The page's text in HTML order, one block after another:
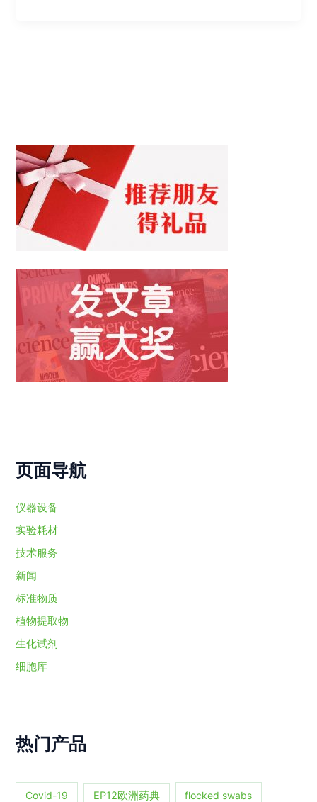
页面导航
仪器设备
实验耗材
技术服务
新闻
标准物质
植物提取物
生化试剂
细胞库
热门产品
Covid-19 EP12欧洲药典 flocked swabs